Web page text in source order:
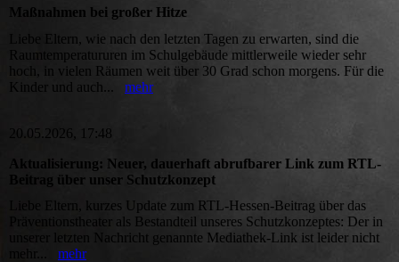
Maßnahmen bei großer Hitze
Liebe Eltern, wie nach den letzten Tagen zu erwarten, sind die
Raumtemperatururen im Schulgebäude mittlerweile wieder sehr
hoch, in vielen Räumen weit über 30 Grad schon morgens. Für die
Kinder und auch... mehr
20.05.2026, 17:48
Aktualisierung: Neuer, dauerhaft abrufbarer Link zum RTL-
Beitrag über unser Schutzkonzept
Liebe Eltern, kurzes Update zum RTL-Hessen-Beitrag über das
Präventionstheater als Bestandteil unseres Schutzkonzeptes: Der in
unserer letzten Nachricht genannte Mediathek-Link ist leider nicht
mehr... mehr